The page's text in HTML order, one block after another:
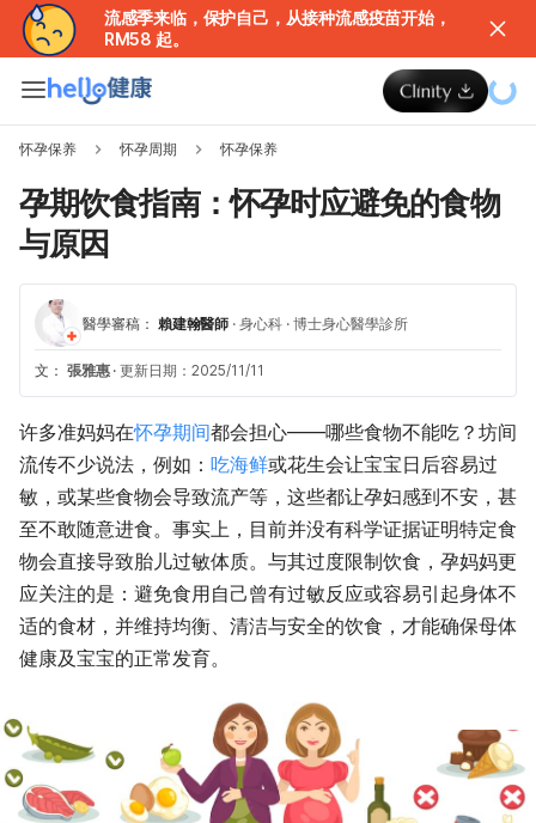
流感季来临，保护自己，从接种流感疫苗开始，
RM58 起。
怀孕保养 怀孕周期 怀孕保养
孕期饮食指南：怀孕时应避免的食物
与原因
醫學審稿： 賴建翰醫師 · 身心科 · 博士身心醫學診所
文： 張雅惠 · 更新日期：2025/11/11
许多准妈妈在怀孕期间都会担心——哪些食物不能吃？坊间
流传不少说法，例如： 吃海鲜或花生会让宝宝日后容易过
敏，或某些食物会导致流产等，这些都让孕妇感到不安，甚
至不敢随意进食。事实上，目前并没有科学证据证明特定食
物会直接导致胎儿过敏体质。与其过度限制饮食，孕妈妈更
应关注的是：避免食用自己曾有过敏反应或容易引起身体不
适的食材，并维持均衡、清洁与安全的饮食，才能确保母体
健康及宝宝的正常发育。